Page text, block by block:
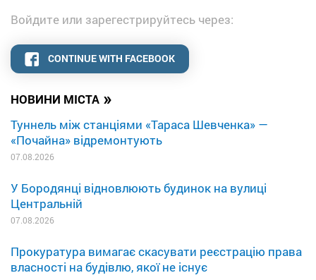
НОВИНИ МІСТА »
Туннель між станціями «Тараса Шевченка» —
«Почайна» відремонтують
07.08.2026
У Бородянці відновлюють будинок на вулиці
Центральній
07.08.2026
Прокуратура вимагає скасувати реєстрацію права
власності на будівлю, якої не існує
Войдите или зарегестрируйтесь через:
CONTINUE WITH FACEBOOK